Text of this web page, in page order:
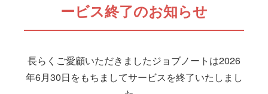
ービス終了のお知らせ
長らくご愛顧いただきましたジョブノートは2026
年6月30日をもちましてサービスを終了いたしまし